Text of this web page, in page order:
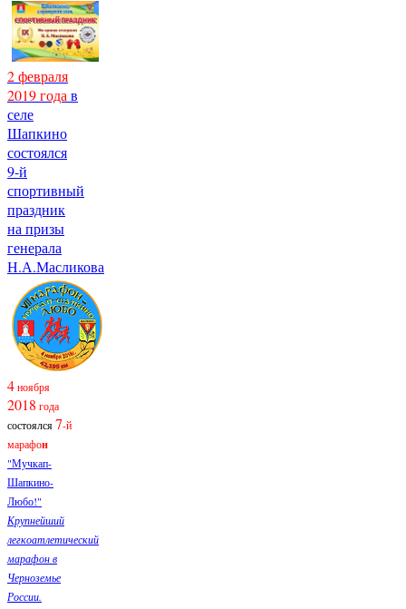
2 февраля
2019 года в
селе
Шапкино
состоялся
9-й
спортивный
праздник
на призы
генерала
Н.А.Масликова
4ноября
2018 года
состоялся7-й
марафон
"Мучкап-
Шапкино-
Любо!"
Крупнейший
легкоатлетический
марафон в
Черноземье
России.